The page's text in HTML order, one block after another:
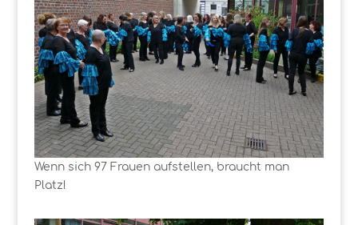
Wenn sich 97 Frauen aufstellen, braucht man
Platz!